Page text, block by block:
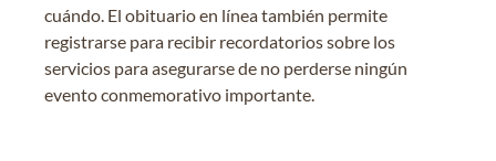
cuándo. El obituario en línea también permite
registrarse para recibir recordatorios sobre los
servicios para asegurarse de no perderse ningún
evento conmemorativo importante.